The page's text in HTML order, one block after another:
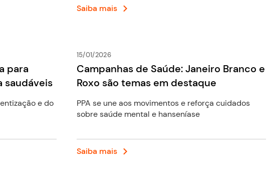
Saiba mais
para
saudáveis
e do
15/01/2026
Campanhas de Saúde: Janeiro Branco e
Roxo são temas em destaque
PPA se une aos movimentos e reforça cuidados
sobre saúde mental e hanseníase
Saiba mais